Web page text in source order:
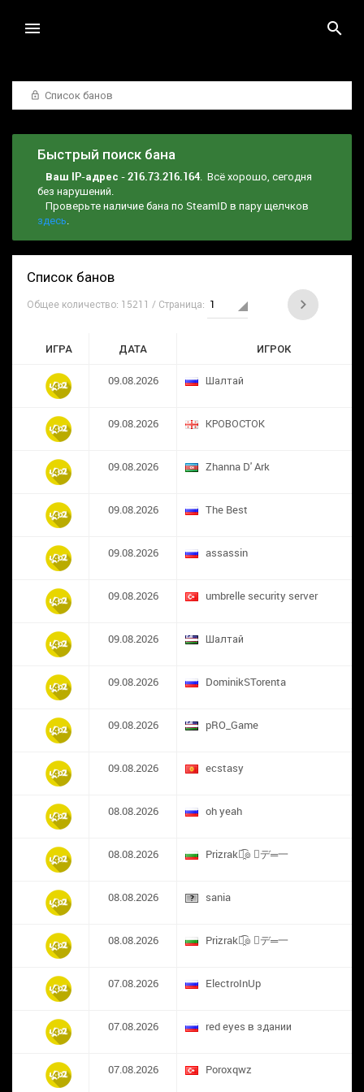
Список банов
Быстрый поиск бана
Ваш IP-адрес - 216.73.216.164. Всё хорошо, сегодня
без нарушений.
Проверьте наличие бана по SteamID в пару щелчков
здесь.
Список банов
Общее количество: 15211 / Страница:
ИГРА ДАТА ИГРОК
09.08.2026 Шалтай
09.08.2026 КРОВОСТОК
09.08.2026 Zhanna D' Ark
09.08.2026 The Best
09.08.2026 assassin
09.08.2026 umbrelle security server
09.08.2026 Шалтай
09.08.2026 DominikSTorenta
09.08.2026 pRO_Game
09.08.2026 ecstasy
08.08.2026 oh yeah
08.08.2026 Prizrak๏̯͡๏ ︻デ═一
08.08.2026 sania
08.08.2026 Prizrak๏̯͡๏ ︻デ═一
07.08.2026 ElectroInUp
07.08.2026 red eyes в здании
07.08.2026 ​Poroxqwz